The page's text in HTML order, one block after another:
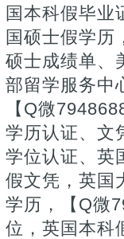
国本科假毕业
国硕士假学历
硕士成绩单、
部留学服务中
【Q微
学历认证、文
学位认证、英
假文凭，英国
学历，【Q微
位，英国本科